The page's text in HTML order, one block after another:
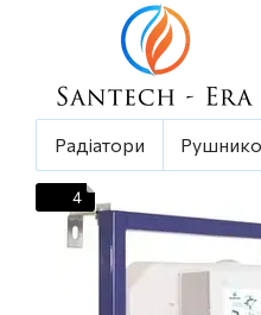
Перейти до основного
Радіатори
4